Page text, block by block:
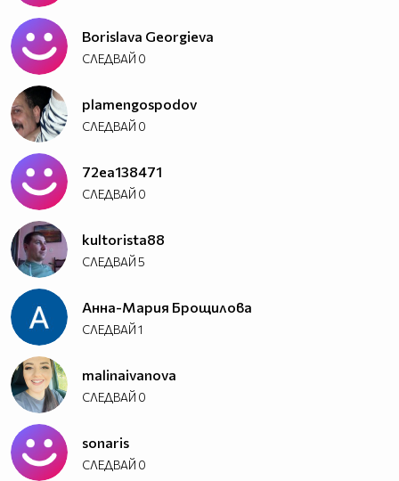
Borislava Georgieva
СЛЕДВАЙ 0
plamengospodov
СЛЕДВАЙ 0
72ea138471
СЛЕДВАЙ 0
kultorista88
СЛЕДВАЙ5
Анна-Мария Брощилова
СЛЕДВАЙ1
malinaivanova
СЛЕДВАЙ 0
sonaris
СЛЕДВАЙ 0